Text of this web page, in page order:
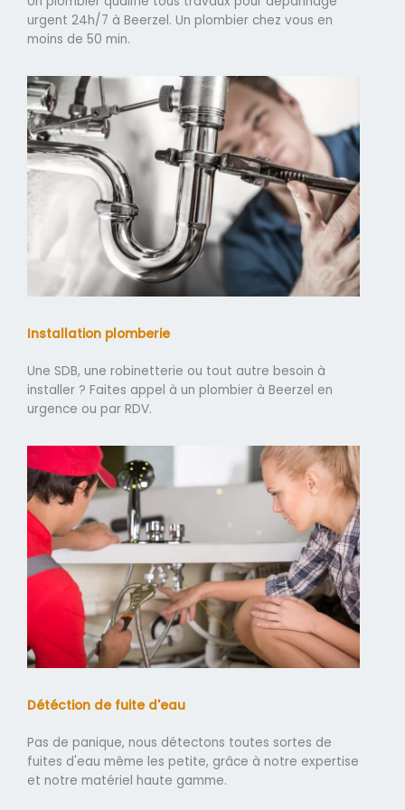
urgent 24h/7 à Beerzel. Un plombier chez vous en
moins de 50 min.
Installation plomberie
Une SDB, une robinetterie ou tout autre besoin à
installer ? Faites appel à un plombier à Beerzel en
urgence ou par RDV.
Détéction de fuite d'eau
Pas de panique, nous détectons toutes sortes de
fuites d'eau même les petite, grâce à notre expertise
et notre matériel haute gamme.